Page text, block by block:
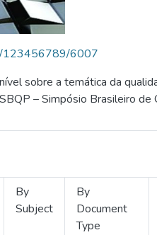
123456789/6007
sobre a temática da
– Simpósio Brasileiro
By
Subject
By
Document
Type